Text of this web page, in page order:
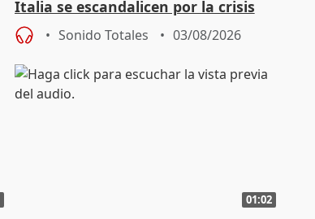
Italia se escandalicen por la crisis
migratoria
Sonido Totales 03/08/2026
01:02